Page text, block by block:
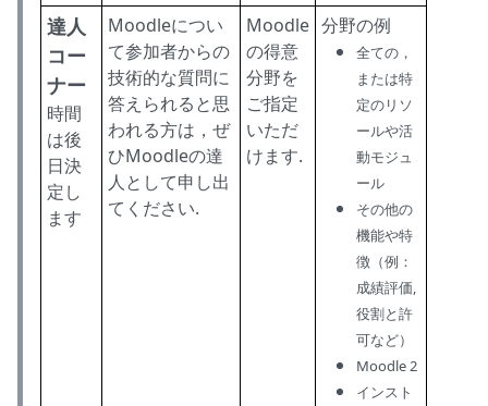
達人
コー
ナー
時間
は後
日決
定し
ます
Moodleについ
て参加者からの
技術的な質問に
答えられると思
われる方は，ぜ
ひMoodleの達
人として申し出
てください.
Moodle
の得意
分野を
ご指定
いただ
けます.
分野の例
全ての，
または特
定のリソ
ールや活
動モジュ
ール
その他の
機能や特
徴（例：
成績評価,
役割と許
可など）
Moodle 2
インスト